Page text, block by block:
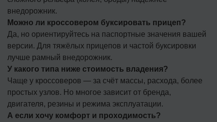
внедорожник.
Можно ли кроссовером буксировать прицеп?
Да, но ориентируйтесь на паспортные значения вашей
версии. Для тяжёлых прицепов и частой буксировки
лучше рамный внедорожник.
У какого типа ниже стоимость владения?
Чаще у кроссоверов — за счёт массы, расхода, более
простых узлов. Но многое зависит от бренда,
двигателя, резины и режима эксплуатации.
А если хочу комфорт и проходимость?